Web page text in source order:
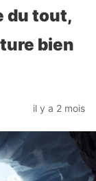
du tout,
bien
il y a 2 mois